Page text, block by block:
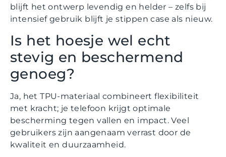
blijft het ontwerp levendig en helder – zelfs bij
intensief gebruik blijft je stippen case als nieuw.
Is het hoesje wel echt
stevig en beschermend
genoeg?
Ja, het TPU-materiaal combineert flexibiliteit
met kracht; je telefoon krijgt optimale
bescherming tegen vallen en impact. Veel
gebruikers zijn aangenaam verrast door de
kwaliteit en duurzaamheid.